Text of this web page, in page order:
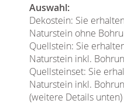
Auswahl:
Dekostein: Sie
Naturstein ohne
Quellstein: Sie
Naturstein inkl.
Quellsteinset: Sie
Naturstein inkl.
(weitere Details unten)